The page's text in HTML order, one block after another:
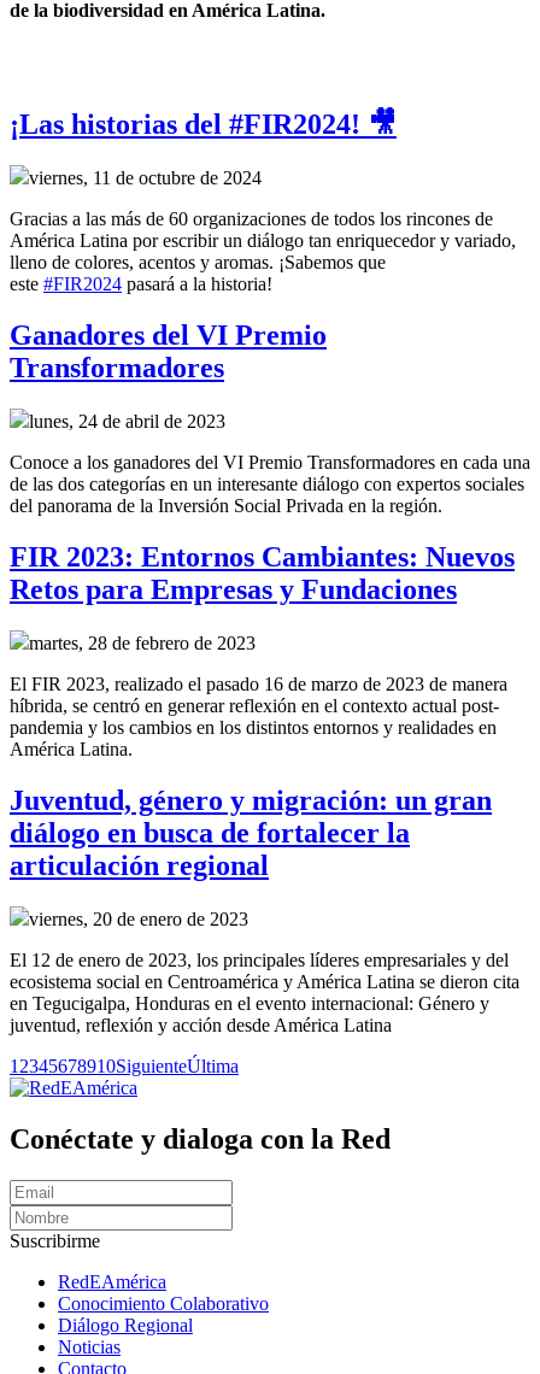
de la biodiversidad en América Latina.
¡Las historias del #FIR2024! 🎥
viernes, 11 de octubre de 2024
Gracias a las más de 60 organizaciones de todos los rincones de
América Latina por escribir un diálogo tan enriquecedor y variado,
lleno de colores, acentos y aromas. ¡Sabemos que
este #FIR2024 pasará a la historia!
Ganadores del VI Premio
Transformadores
lunes, 24 de abril de 2023
Conoce a los ganadores del VI Premio Transformadores en cada una
de las dos categorías en un interesante diálogo con expertos sociales
del panorama de la Inversión Social Privada en la región.
FIR 2023: Entornos Cambiantes: Nuevos
Retos para Empresas y Fundaciones
martes, 28 de febrero de 2023
El FIR 2023, realizado el pasado 16 de marzo de 2023 de manera
híbrida, se centró en generar reflexión en el contexto actual post-
pandemia y los cambios en los distintos entornos y realidades en
América Latina.
Juventud, género y migración: un gran
diálogo en busca de fortalecer la
articulación regional
viernes, 20 de enero de 2023
El 12 de enero de 2023, los principales líderes empresariales y del
ecosistema social en Centroamérica y América Latina se dieron cita
en Tegucigalpa, Honduras en el evento internacional: Género y
juventud, reflexión y acción desde América Latina
1 2345678910SiguienteÚltima
Conéctate y dialoga con la Red
Suscribirme
RedEAmérica
Conocimiento Colaborativo
Diálogo Regional
Noticias
Contacto